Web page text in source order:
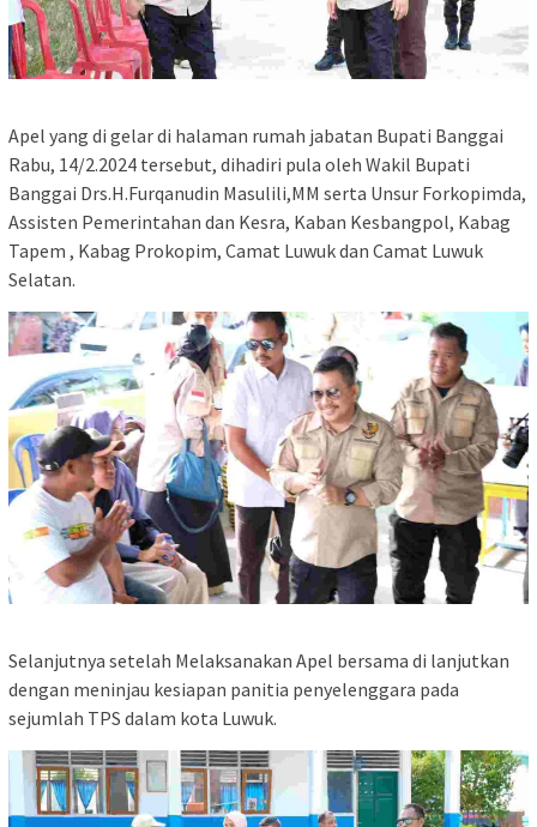
Apel yang di gelar di halaman rumah jabatan Bupati Banggai
Rabu, 14/2.2024 tersebut, dihadiri pula oleh Wakil Bupati
Banggai Drs.H.Furqanudin Masulili,MM serta Unsur Forkopimda,
Assisten Pemerintahan dan Kesra, Kaban Kesbangpol, Kabag
Tapem , Kabag Prokopim, Camat Luwuk dan Camat Luwuk
Selatan.
Selanjutnya setelah Melaksanakan Apel bersama di lanjutkan
dengan meninjau kesiapan panitia penyelenggara pada
sejumlah TPS dalam kota Luwuk.